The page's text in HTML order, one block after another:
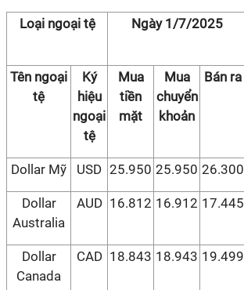
Loại ngoại tệ Ngày 1/7/2025
Tên ngoại
tệ
Ký
hiệu
ngoại
tệ
Mua
tiền
mặt
Mua
chuyển
khoản
Bán ra
Dollar Mỹ USD 25.950 25.950 26.300
Dollar
Australia
AUD 16.812 16.912 17.445
Dollar
Canada
CAD 18.843 18.943 19.499